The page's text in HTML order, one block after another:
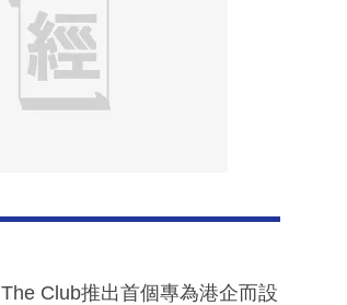
The Club推出首個專為港企而設